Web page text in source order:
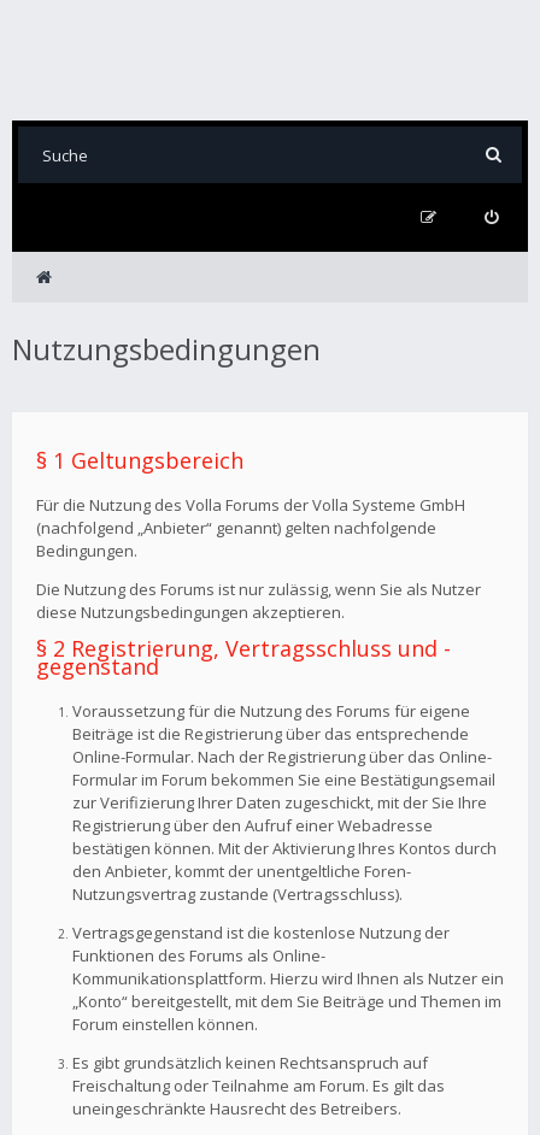
Nutzungsbedingungen
§ 1 Geltungsbereich
Für die Nutzung des Volla Forums der Volla Systeme GmbH
(nachfolgend „Anbieter“ genannt) gelten nachfolgende
Bedingungen.
Die Nutzung des Forums ist nur zulässig, wenn Sie als Nutzer
diese Nutzungsbedingungen akzeptieren.
§ 2 Registrierung, Vertragsschluss und -
gegenstand
Voraussetzung für die Nutzung des Forums für eigene
Beiträge ist die Registrierung über das entsprechende
Online-Formular. Nach der Registrierung über das Online-
Formular im Forum bekommen Sie eine Bestätigungsemail
zur Verifizierung Ihrer Daten zugeschickt, mit der Sie Ihre
Registrierung über den Aufruf einer Webadresse
bestätigen können. Mit der Aktivierung Ihres Kontos durch
den Anbieter, kommt der unentgeltliche Foren-
Nutzungsvertrag zustande (Vertragsschluss).
Vertragsgegenstand ist die kostenlose Nutzung der
Funktionen des Forums als Online-
Kommunikationsplattform. Hierzu wird Ihnen als Nutzer ein
„Konto“ bereitgestellt, mit dem Sie Beiträge und Themen im
Forum einstellen können.
Es gibt grundsätzlich keinen Rechtsanspruch auf
Freischaltung oder Teilnahme am Forum. Es gilt das
uneingeschränkte Hausrecht des Betreibers.